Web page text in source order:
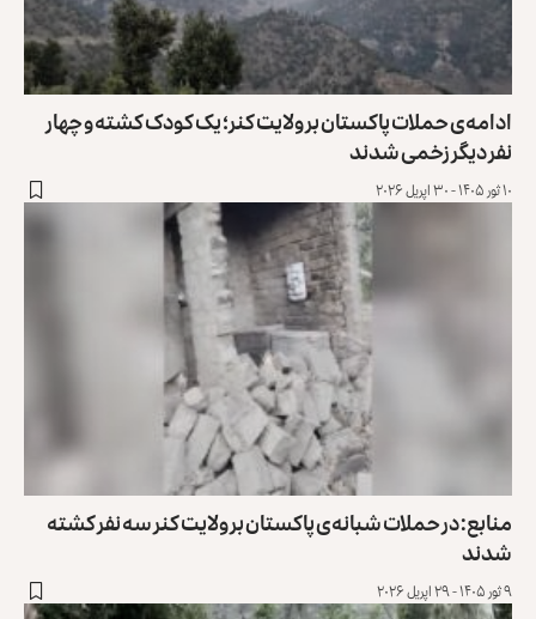
ادامه‌ی حملات پاکستان بر ولایت کنر؛ یک کودک کشته و چهار
نفر دیگر زخمی شدند
۱۰ ثور ۱۴۰۵ - ۳۰ اپریل ۲۰۲۶
منابع: در حملات شبانه‌ی پاکستان بر ولایت کنر سه نفر کشته
شدند
۹ ثور ۱۴۰۵ - ۲۹ اپریل ۲۰۲۶